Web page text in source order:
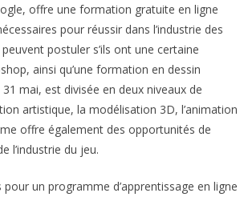
offre une formation gratuite en ligne
pour réussir dans l’industrie des
postuler s’ils ont une certaine
ainsi qu’une formation en dessin
mai, est divisée en deux niveaux de
artistique, la modélisation 3D, l’animation
offre également des opportunités de
l’industrie du jeu.
un programme d’apprentissage en ligne